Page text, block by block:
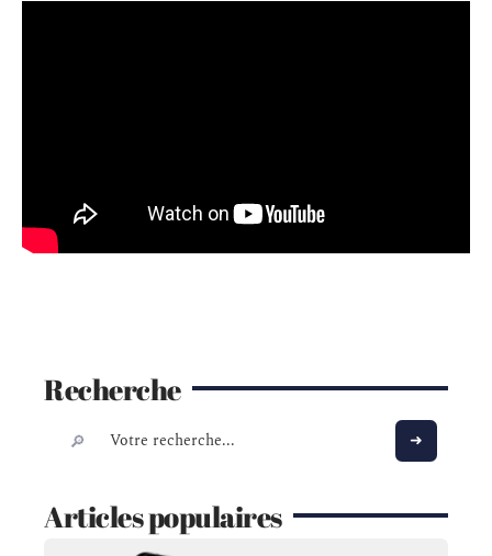
Recherche
Articles populaires